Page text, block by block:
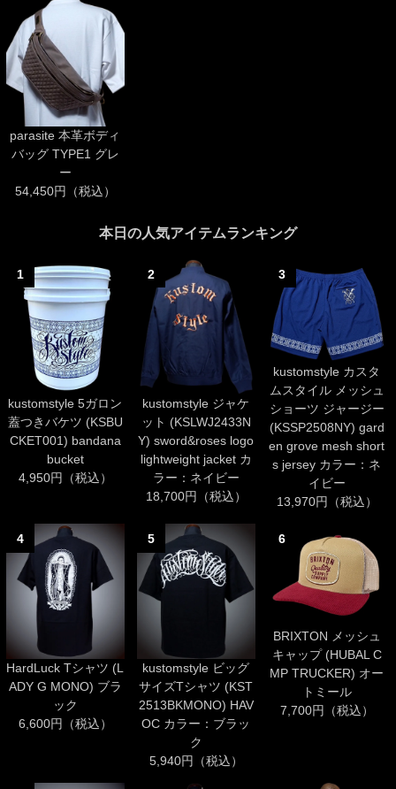
parasite 本革ボディ
バッグ TYPE1 グレ
ー
54,450円（税込）
本日の人気アイテムランキング
1
kustomstyle 5ガロン
蓋つきバケツ (KSBU
CKET001) bandana
bucket
4,950円（税込）
2
kustomstyle ジャケ
ット (KSLWJ2433N
Y) sword&roses logo
lightweight jacket カ
ラー：ネイビー
18,700円（税込）
3
kustomstyle カスタ
ムスタイル メッシュ
ショーツ ジャージー
(KSSP2508NY) gard
en grove mesh short
s jersey カラー：ネ
イビー
13,970円（税込）
4
HardLuck Tシャツ (L
ADY G MONO) ブラ
ック
6,600円（税込）
5
kustomstyle ビッグ
サイズTシャツ (KST
2513BKMONO) HAV
OC カラー：ブラッ
ク
5,940円（税込）
6
BRIXTON メッシュ
キャップ (HUBAL C
MP TRUCKER) オー
トミール
7,700円（税込）